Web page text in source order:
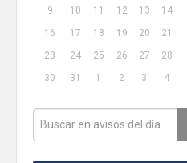
9
10 11 12 13 14
16
17 18 19 20 21
23
24 25 26 27 28
30
31 1 2 3 4